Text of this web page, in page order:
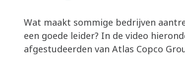
Wat maakt sommige bedrijven
een goede leider? In de video
afgestudeerden van Atlas Copco